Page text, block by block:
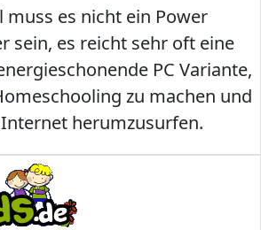
muss es nicht ein Power
sein, es reicht sehr oft eine
PC Variante,
zu machen und
herumzusurfen.